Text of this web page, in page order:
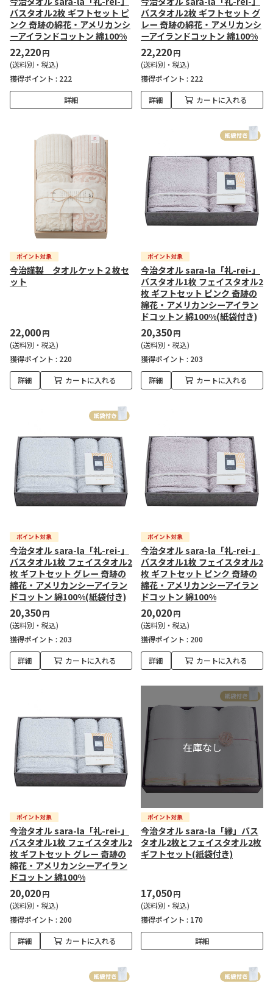
バスタオル2枚 ギフトセット ピ
ンク 奇跡の綿花・アメリカンシ
ーアイランドコットン 綿100%
22,220円
(送料別・税込)
獲得ポイント : 222
詳細
バスタオル2枚 ギフトセット グ
レー 奇跡の綿花・アメリカンシ
ーアイランドコットン 綿100%
22,220円
(送料別・税込)
獲得ポイント : 222
詳細 カートに入れる
今治謹製 タオルケット２枚セ
ット
22,000円
(送料別・税込)
獲得ポイント : 220
詳細 カートに入れる
今治タオル sara-la「礼-rei-」
バスタオル1枚 フェイスタオル2
枚 ギフトセット ピンク 奇跡の
綿花・アメリカンシーアイラン
ドコットン 綿100%(紙袋付き)
20,350円
(送料別・税込)
獲得ポイント : 203
詳細 カートに入れる
今治タオル sara-la「礼-rei-」
バスタオル1枚 フェイスタオル2
枚 ギフトセット グレー 奇跡の
綿花・アメリカンシーアイラン
ドコットン 綿100%(紙袋付き)
20,350円
(送料別・税込)
獲得ポイント : 203
詳細 カートに入れる
今治タオル sara-la「礼-rei-」
バスタオル1枚 フェイスタオル2
枚 ギフトセット ピンク 奇跡の
綿花・アメリカンシーアイラン
ドコットン 綿100%
20,020円
(送料別・税込)
獲得ポイント : 200
詳細 カートに入れる
今治タオル sara-la「礼-rei-」
バスタオル1枚 フェイスタオル2
枚 ギフトセット グレー 奇跡の
綿花・アメリカンシーアイラン
ドコットン 綿100%
20,020円
(送料別・税込)
獲得ポイント : 200
詳細 カートに入れる
今治タオル sara-la「縁」バス
タオル2枚とフェイスタオル2枚
ギフトセット(紙袋付き)
17,050円
(送料別・税込)
獲得ポイント : 170
詳細